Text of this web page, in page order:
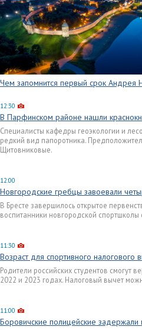
Чем запомнится первый срок Андрея
12:30
В Парфинском районе нашли
Специалисты кафедры геоэкологии и
редкий вид папоротника.
Щитовниковые.
12:00
Новгородские гребцы завоевали
В Бресте завершилось открытое
воспитанники новгородской
11:30
Возраст для спортивного
Родители российских студентов смогут
2022 и 2023 годах. Налоговый вычет
11:00
Боровичские полицейские